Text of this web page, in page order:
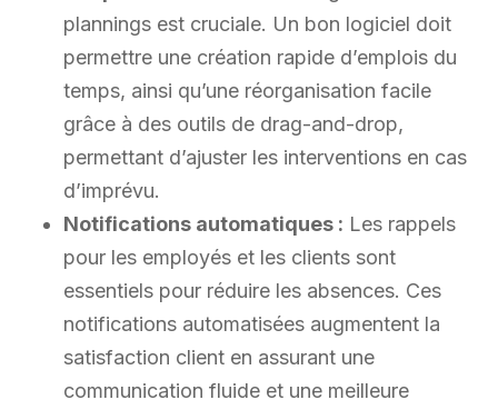
plannings est cruciale. Un bon logiciel doit
permettre une création rapide d’emplois du
temps, ainsi qu’une réorganisation facile
grâce à des outils de drag-and-drop,
permettant d’ajuster les interventions en cas
d’imprévu.
Notifications automatiques : Les rappels
pour les employés et les clients sont
essentiels pour réduire les absences. Ces
notifications automatisées augmentent la
satisfaction client en assurant une
communication fluide et une meilleure